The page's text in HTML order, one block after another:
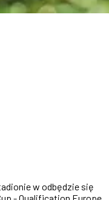
w odbędzie się